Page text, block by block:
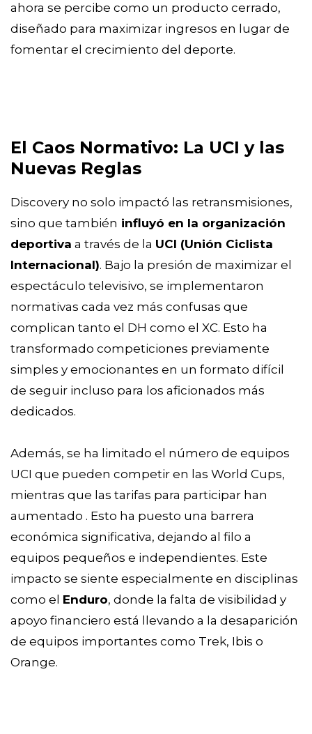
ahora se percibe como un producto cerrado,
diseñado para maximizar ingresos en lugar de
fomentar el crecimiento del deporte.
El Caos Normativo: La UCI y las
Nuevas Reglas
Discovery no solo impactó las retransmisiones,
sino que también influyó en la organización
deportiva a través de la UCI (Unión Ciclista
Internacional). Bajo la presión de maximizar el
espectáculo televisivo, se implementaron
normativas cada vez más confusas que
complican tanto el DH como el XC. Esto ha
transformado competiciones previamente
simples y emocionantes en un formato difícil
de seguir incluso para los aficionados más
dedicados.
Además, se ha limitado el número de equipos
UCI que pueden competir en las World Cups,
mientras que las tarifas para participar han
aumentado . Esto ha puesto una barrera
económica significativa, dejando al filo a
equipos pequeños e independientes. Este
impacto se siente especialmente en disciplinas
como el Enduro, donde la falta de visibilidad y
apoyo financiero está llevando a la desaparición
de equipos importantes como Trek, Ibis o
Orange.